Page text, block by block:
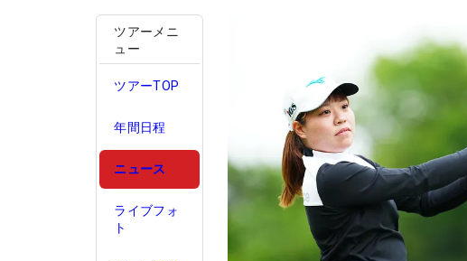
ツアーメニ
ュー
ツアーTOP
年間日程
ニュース
ライブフォ
ト